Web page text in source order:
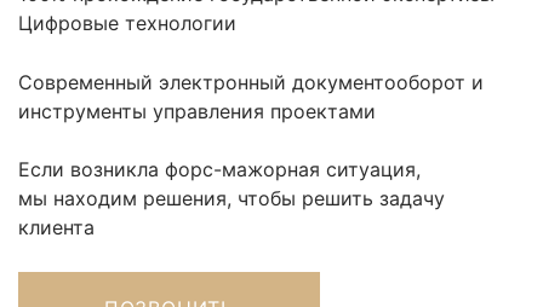
Цифровые технологии
Современный электронный документооборот и
инструменты управления проектами
Если возникла форс-мажорная ситуация,
мы находим решения, чтобы решить задачу
клиента